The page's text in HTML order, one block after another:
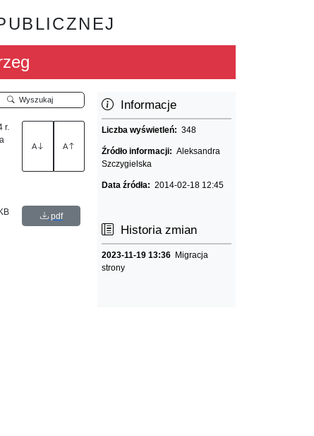
Wyszukaj
r.
A A
pdf
Informacje
Liczba wyświetleń:348
Źródło informacji:Aleksandra
Szczygielska
Data źródła:2014-02-18 12:45
Historia zmian
2023-11-19 13:36 Migracja
strony